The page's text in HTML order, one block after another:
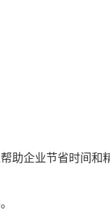
助企业节省时间和